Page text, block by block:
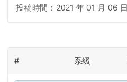
投稿時間： 2021 年 01 月 06
# 系級